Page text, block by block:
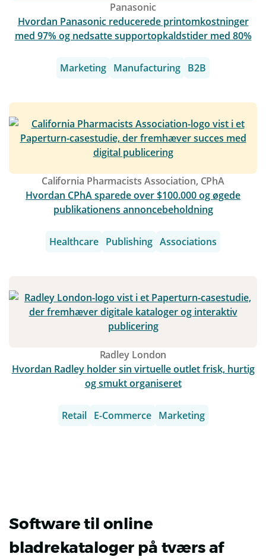
Panasonic
Hvordan Panasonic reducerede printomkostninger
med 97% og nedsatte supportopkaldstider med 80%
Marketing Manufacturing B2B
California Pharmacists Association, CPhA
Hvordan CPhA sparede over $100.000 og øgede
publikationens annoncebeholdning
Healthcare Publishing Associations
Radley London
Hvordan Radley holder sin virtuelle outlet frisk, hurtig
og smukt organiseret
Retail E-Commerce Marketing
Software til online
bladrekataloger på tværs af